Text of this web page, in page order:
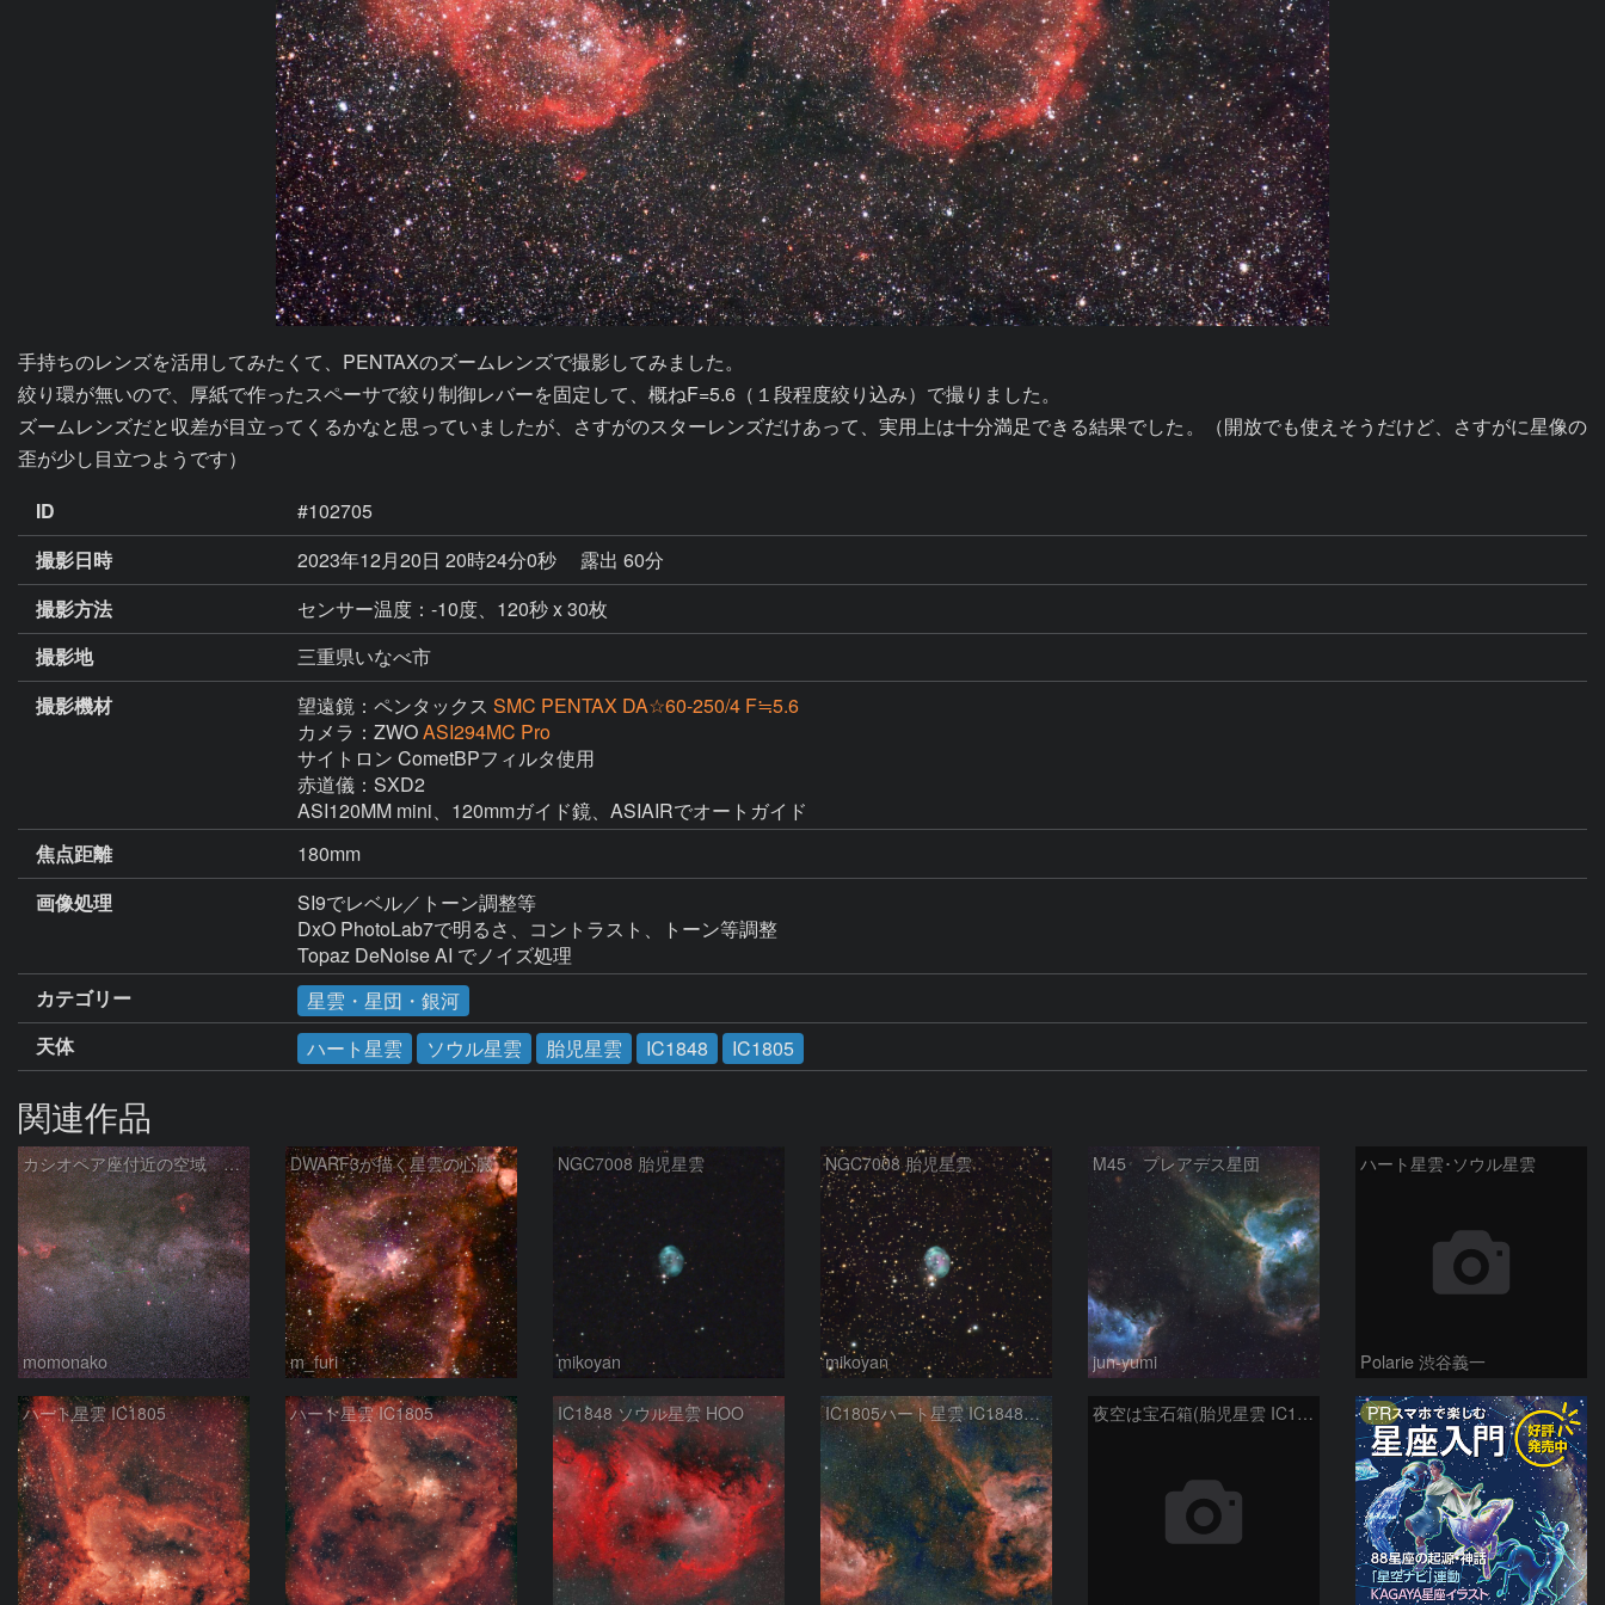
手持ちのレンズを活用してみたくて、PENTAXのズームレンズで撮影してみました。
絞り環が無いので、厚紙で作ったスペーサで絞り制御レバーを固定して、概ねF=5.6（１段程度絞り込み）で撮りました。
ズームレンズだと収差が目立ってくるかなと思っていましたが、さすがのスターレンズだけあって、実用上は十分満足できる結果でした。（開放でも使えそうだけど、さすがに星像の
歪が少し目立つようです）
ID
#102705
撮影日時
2023年12月20日 20時24分0秒
露出 60分
撮影方法
センサー温度：-10度、120秒 x 30枚
撮影地
三重県いなべ市
撮影機材
望遠鏡：ペンタックス SMC PENTAX DA☆60-250/4 F≒5.6
カメラ：ZWOASI294MC Pro
サイトロン CometBPフィルタ使用
赤道儀：SXD2
ASI120MM mini、120mmガイド鏡、ASIAIRでオートガイド
焦点距離
180mm
画像処理
SI9でレベル／トーン調整等
DxO PhotoLab7で明るさ、コントラスト、トーン等調整
Topaz DeNoise AI でノイズ処理
カテゴリー
星雲・星団・銀河
天体
ハート星雲 ソウル星雲 胎児星雲 IC1848 IC1805
関連作品
カシオペア座付近の空域 260720
momonako
DWARF3が描く星雲の心臓
m_furi
NGC7008 胎児星雲
mikoyan
NGC7008 胎児星雲
mikoyan
M45 プレアデス星団
jun-yumi
ハート星雲･ソウル星雲
Polarie 渋谷義一
ハート星雲 IC1805 ハート星雲 IC1805 IC1848 ソウル星雲 HOO IC1805ハート星雲 IC1848ソウル星雲 夜空は宝石箱(胎児星雲 IC1848) Seestar50 PR